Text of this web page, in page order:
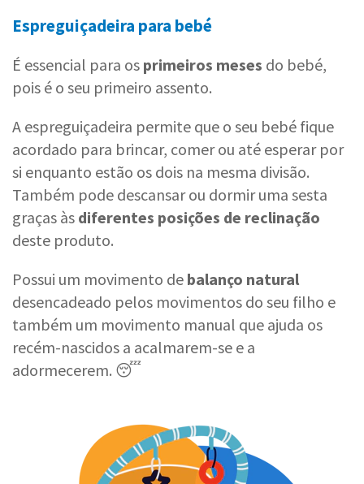
Espreguiçadeira para bebé
É essencial para os primeiros meses do bebé,
pois é o seu primeiro assento.
A espreguiçadeira permite que o seu bebé fique
acordado para brincar, comer ou até esperar por
si enquanto estão os dois na mesma divisão.
Também pode descansar ou dormir uma sesta
graças às diferentes posições de reclinação
deste produto.
Possui um movimento de balanço natural
desencadeado pelos movimentos do seu filho e
também um movimento manual que ajuda os
recém-nascidos a acalmarem-se e a
adormecerem. 😴